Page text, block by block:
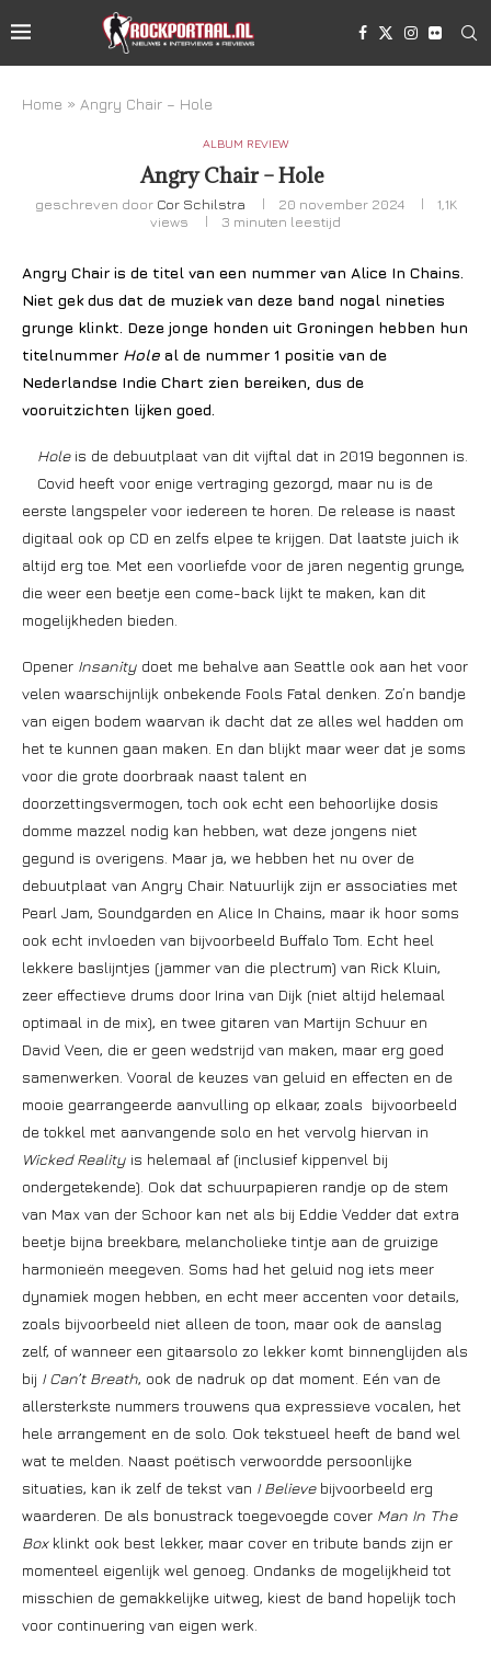
Home » Angry Chair – Hole
ALBUM REVIEW
Angry Chair – Hole
geschreven door Cor Schilstra 20 november 2024
1,1K
views
3 minuten leestijd
Angry Chair is de titel van een nummer van Alice In Chains.
Niet gek dus dat de muziek van deze band nogal nineties
grunge klinkt. Deze jonge honden uit Groningen hebben hun
titelnummer Hole al de nummer 1 positie van de
Nederlandse Indie Chart zien bereiken, dus de
vooruitzichten lijken goed.
Holeis de debuutplaat van dit vijftal dat in 2019 begonnen is.
Covid heeft voor enige vertraging gezorgd, maar nu is de
eerste langspeler voor iedereen te horen. De release is naast
digitaal ook op CD en zelfs elpee te krijgen. Dat laatste juich ik
altijd erg toe. Met een voorliefde voor de jaren negentig grunge,
die weer een beetje een come-back lijkt te maken, kan dit
mogelijkheden bieden.
Opener Insanity doet me behalve aan Seattle ook aan het voor
velen waarschijnlijk onbekende Fools Fatal denken. Zo’n bandje
van eigen bodem waarvan ik dacht dat ze alles wel hadden om
het te kunnen gaan maken. En dan blijkt maar weer dat je soms
voor die grote doorbraak naast talent en
doorzettingsvermogen, toch ook echt een behoorlijke dosis
domme mazzel nodig kan hebben, wat deze jongens niet
gegund is overigens. Maar ja, we hebben het nu over de
debuutplaat van Angry Chair. Natuurlijk zijn er associaties met
Pearl Jam, Soundgarden en Alice In Chains, maar ik hoor soms
ook echt invloeden van bijvoorbeeld Buffalo Tom. Echt heel
lekkere baslijntjes (jammer van die plectrum) van Rick Kluin,
zeer effectieve drums door Irina van Dijk (niet altijd helemaal
optimaal in de mix), en twee gitaren van Martijn Schuur en
David Veen, die er geen wedstrijd van maken, maar erg goed
samenwerken. Vooral de keuzes van geluid en effecten en de
mooie gearrangeerde aanvulling op elkaar, zoals bijvoorbeeld
de tokkel met aanvangende solo en het vervolg hiervan in
Wicked Reality is helemaal af (inclusief kippenvel bij
ondergetekende). Ook dat schuurpapieren randje op de stem
van Max van der Schoor kan net als bij Eddie Vedder dat extra
beetje bijna breekbare, melancholieke tintje aan de gruizige
harmonieën meegeven. Soms had het geluid nog iets meer
dynamiek mogen hebben, en echt meer accenten voor details,
zoals bijvoorbeeld niet alleen de toon, maar ook de aanslag
zelf, of wanneer een gitaarsolo zo lekker komt binnenglijden als
bij I Can’t Breath, ook de nadruk op dat moment. Eén van de
allersterkste nummers trouwens qua expressieve vocalen, het
hele arrangement en de solo. Ook tekstueel heeft de band wel
wat te melden. Naast poëtisch verwoordde persoonlijke
situaties, kan ik zelf de tekst van I Believebijvoorbeeld erg
waarderen. De als bonustrack toegevoegde cover Man In The
Boxklinkt ook best lekker, maar cover en tribute bands zijn er
momenteel eigenlijk wel genoeg. Ondanks de mogelijkheid tot
misschien de gemakkelijke uitweg, kiest de band hopelijk toch
voor continuering van eigen werk.